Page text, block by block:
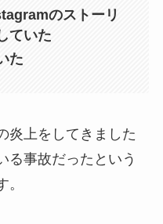
のストーリ
ていた
た
炎上をしてきました
る事故だったという